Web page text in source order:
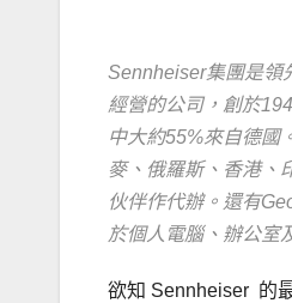
Sennheiser集團是領
經營的公司，創於
中大約55%來自德國
麥、俄羅斯、香港、
伙伴作代辦。還有
於個人電腦、辦公室
欲知 Sennheiser 的